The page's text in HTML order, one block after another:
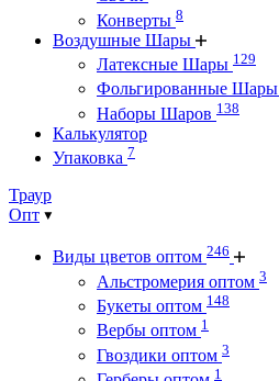
Конверты 8
Воздушные Шары
Латексные Шары 129
Фольгированные Шары
Наборы Шаров 138
Калькулятор
Упаковка 7
Траур
Опт
Виды цветов оптом 246
Альстромерия оптом 3
Букеты оптом 148
Вербы оптом 1
Гвоздики оптом 3
1